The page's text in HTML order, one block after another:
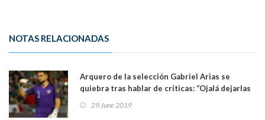
NOTAS RELACIONADAS
Arquero de la selección Gabriel Arias se
quiebra tras hablar de críticas: “Ojalá dejarlas
29 June 2019